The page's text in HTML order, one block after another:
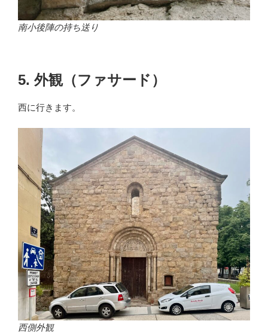
南小後陣の持ち送り
5. 外観（ファサード）
西に行きます。
西側外観